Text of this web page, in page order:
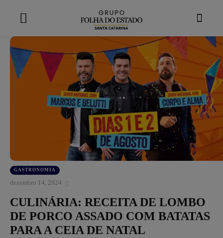
GASTRONOMIA
dezembro 14, 2024
CULINÁRIA: RECEITA DE LOMBO
DE PORCO ASSADO COM BATATAS
PARA A CEIA DE NATAL